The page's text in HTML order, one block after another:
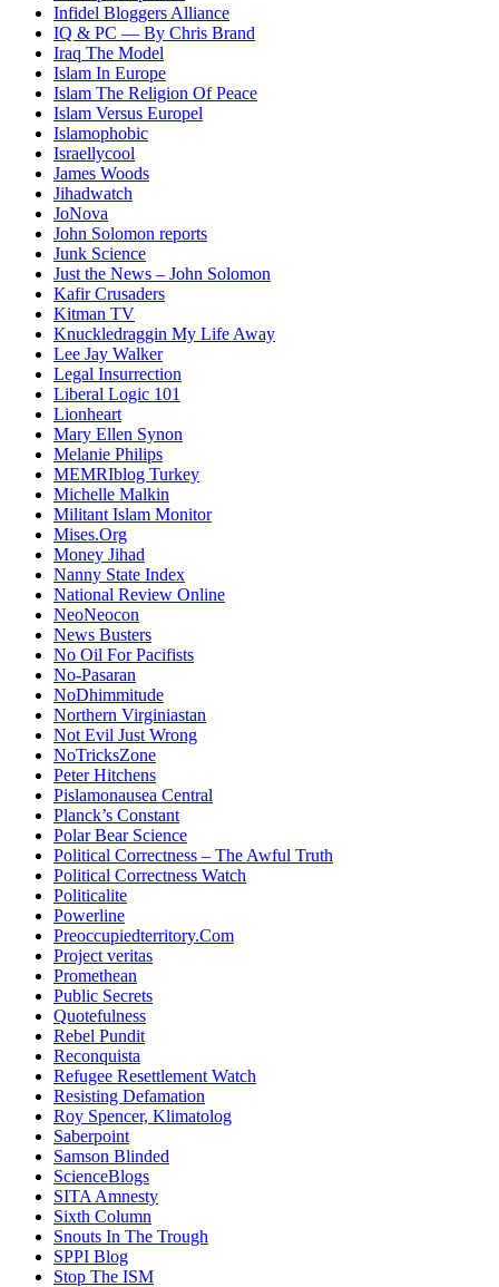
Infidel Bloggers Alliance
IQ & PC — By Chris Brand
Iraq The Model
Islam In Europe
Islam The Religion Of Peace
Islam Versus Europel
Islamophobic
Israellycool
James Woods
Jihadwatch
JoNova
John Solomon reports
Junk Science
Just the News – John Solomon
Kafir Crusaders
Kitman TV
Knuckledraggin My Life Away
Lee Jay Walker
Legal Insurrection
Liberal Logic 101
Lionheart
Mary Ellen Synon
Melanie Philips
MEMRIblog Turkey
Michelle Malkin
Militant Islam Monitor
Mises.Org
Money Jihad
Nanny State Index
National Review Online
NeoNeocon
News Busters
No Oil For Pacifists
No-Pasaran
NoDhimmitude
Northern Virginiastan
Not Evil Just Wrong
NoTricksZone
Peter Hitchens
Pislamonausea Central
Planck’s Constant
Polar Bear Science
Political Correctness – The Awful Truth
Political Correctness Watch
Politicalite
Powerline
Preoccupiedterritory.Com
Project veritas
Promethean
Public Secrets
Quotefulness
Rebel Pundit
Reconquista
Refugee Resettlement Watch
Resisting Defamation
Roy Spencer, Klimatolog
Saberpoint
Samson Blinded
ScienceBlogs
SITA Amnesty
Sixth Column
Snouts In The Trough
SPPI Blog
Stop The ISM